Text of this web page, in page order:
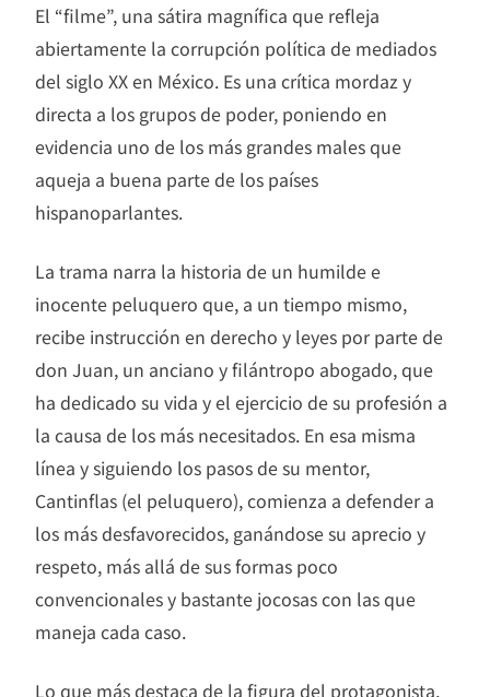
El “filme”, una sátira magnífica que refleja
abiertamente la corrupción política de mediados
del siglo XX en México. Es una crítica mordaz y
directa a los grupos de poder, poniendo en
evidencia uno de los más grandes males que
aqueja a buena parte de los países
hispanoparlantes.
La trama narra la historia de un humilde e
inocente peluquero que, a un tiempo mismo,
recibe instrucción en derecho y leyes por parte de
don Juan, un anciano y filántropo abogado, que
ha dedicado su vida y el ejercicio de su profesión a
la causa de los más necesitados. En esa misma
línea y siguiendo los pasos de su mentor,
Cantinflas (el peluquero), comienza a defender a
los más desfavorecidos, ganándose su aprecio y
respeto, más allá de sus formas poco
convencionales y bastante jocosas con las que
maneja cada caso.
Lo que más destaca de la figura del protagonista,